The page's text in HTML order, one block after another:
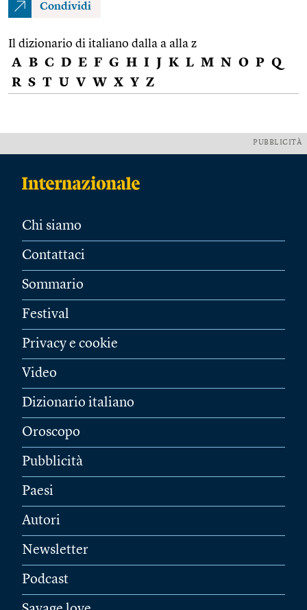
Condividi
Il dizionario di italiano dalla a alla z
A B C D E F G H I J K L M N O P Q
R S T U V W X Y Z
PUBBLICITÀ
Chi siamo
Contattaci
Sommario
Festival
Privacy e cookie
Video
Dizionario italiano
Oroscopo
Pubblicità
Paesi
Autori
Newsletter
Podcast